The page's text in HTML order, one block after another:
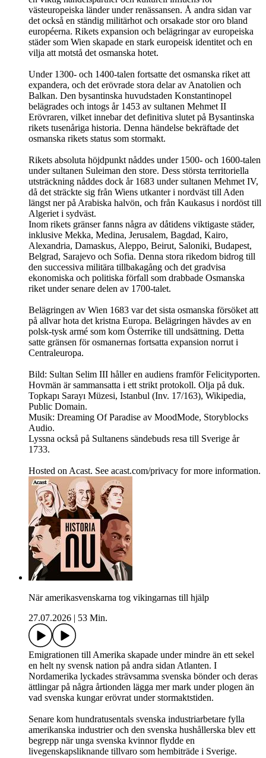
västeuropeiska länder under renässansen. Å andra sidan var
det också en ständig militärhot och orsakade stor oro bland
européerna. Rikets expansion och belägringar av europeiska
städer som Wien skapade en stark europeisk identitet och en
vilja att motstå det osmanska hotet.
Under 1300- och 1400-talen fortsatte det osmanska riket att
expandera, och det erövrade stora delar av Anatolien och
Balkan. Den bysantinska huvudstaden Konstantinopel
belägrades och intogs år 1453 av sultanen Mehmet II
Erövraren, vilket innebar det definitiva slutet på Bysantinska
rikets tusenåriga historia. Denna händelse bekräftade det
osmanska rikets status som stormakt.
Rikets absoluta höjdpunkt nåddes under 1500- och 1600-talen
under sultanen Suleiman den store. Dess största territoriella
utsträckning nåddes dock år 1683 under sultanen Mehmet IV,
då det sträckte sig från Wiens utkanter i nordväst till Aden
längst ner på Arabiska halvön, och från Kaukasus i nordöst till
Algeriet i sydväst.
Inom rikets gränser fanns några av dåtidens viktigaste städer,
inklusive Mekka, Medina, Jerusalem, Bagdad, Kairo,
Alexandria, Damaskus, Aleppo, Beirut, Saloniki, Budapest,
Belgrad, Sarajevo och Sofia. Denna stora rikedom bidrog till
den successiva militära tillbakagång och det gradvisa
ekonomiska och politiska förfall som drabbade Osmanska
riket under senare delen av 1700-talet.
Belägringen av Wien 1683 var det sista osmanska försöket att
på allvar hota det kristna Europa. Belägringen hävdes av en
polsk-tysk armé som kom Österrike till undsättning. Detta
satte gränsen för osmanernas fortsatta expansion norrut i
Centraleuropa.
Bild: Sultan Selim III håller en audiens framför Felicityporten.
Hovmän är sammansatta i ett strikt protokoll. Olja på duk.
Topkapı Sarayı Müzesi, Istanbul (Inv. 17/163), Wikipedia,
Public Domain.
Musik: Dreaming Of Paradise av MoodMode, Storyblocks
Audio.
Lyssna också på Sultanens sändebuds resa till Sverige år
1733.
Hosted on Acast. See acast.com/privacy for more information.
När amerikasvenskarna tog vikingarnas till hjälp
27.07.2026
53 Min.
Emigrationen till Amerika skapade under mindre än ett sekel
en helt ny svensk nation på andra sidan Atlanten. I
Nordamerika lyckades strävsamma svenska bönder och deras
ättlingar på några årtionden lägga mer mark under plogen än
vad svenska kungar erövrat under stormaktstiden.
Senare kom hundratusentals svenska industriarbetare fylla
amerikanska industrier och den svenska hushållerska blev ett
begrepp när unga svenska kvinnor flydde en
livegenskapsliknande tillvaro som hembiträde i Sverige.